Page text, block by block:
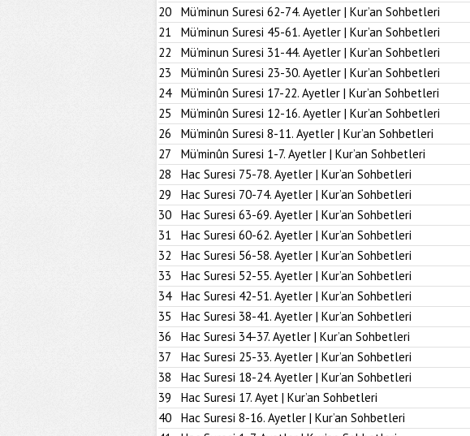
20
Mü’minun Suresi 62-74. Ayetler | Kur’an Sohbetleri
21
Mü’minun Suresi 45-61. Ayetler | Kur’an Sohbetleri
22
Mü’minun Suresi 31-44. Ayetler | Kur’an Sohbetleri
23
Mü’minûn Suresi 23-30. Ayetler | Kur’an Sohbetleri
24
Mü’minûn Suresi 17-22. Ayetler | Kur’an Sohbetleri
25
Mü’minûn Suresi 12-16. Ayetler | Kur’an Sohbetleri
26
Mü’minûn Suresi 8-11. Ayetler | Kur’an Sohbetleri
27
Mü’minûn Suresi 1-7. Ayetler | Kur’an Sohbetleri
28
Hac Suresi 75-78. Ayetler | Kur’an Sohbetleri
29
Hac Suresi 70-74. Ayetler | Kur’an Sohbetleri
30
Hac Suresi 63-69. Ayetler | Kur’an Sohbetleri
31
Hac Suresi 60-62. Ayetler | Kur’an Sohbetleri
32
Hac Suresi 56-58. Ayetler | Kur’an Sohbetleri
33
Hac Suresi 52-55. Ayetler | Kur’an Sohbetleri
34
Hac Suresi 42-51. Ayetler | Kur’an Sohbetleri
35
Hac Suresi 38-41. Ayetler | Kur’an Sohbetleri
36
Hac Suresi 34-37. Ayetler | Kur’an Sohbetleri
37
Hac Suresi 25-33. Ayetler | Kur’an Sohbetleri
38
Hac Suresi 18-24. Ayetler | Kur’an Sohbetleri
39
Hac Suresi 17. Ayet | Kur’an Sohbetleri
40
Hac Suresi 8-16. Ayetler | Kur’an Sohbetleri